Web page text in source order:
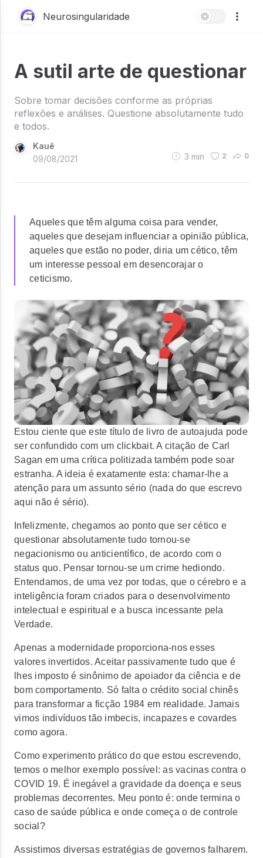
Neurosingularidade
A sutil arte de questionar
Sobre tomar decisões conforme as próprias
reflexões e análises. Questione absolutamente tudo
e todos.
Kauê
09/08/2021
3 min 2 0
Aqueles que têm alguma coisa para vender,
aqueles que desejam influenciar a opinião pública,
aqueles que estão no poder, diria um cético, têm
um interesse pessoal em desencorajar o
ceticismo.
Estou ciente que este título de livro de autoajuda pode
ser confundido com um clickbait. A citação de Carl
Sagan em uma crítica politizada também pode soar
estranha. A ideia é exatamente esta: chamar-lhe a
atenção para um assunto sério (nada do que escrevo
aqui não é sério).
Infelizmente, chegamos ao ponto que ser cético e
questionar absolutamente tudo tornou-se
negacionismo ou anticientífico, de acordo com o
status quo. Pensar tornou-se um crime hediondo.
Entendamos, de uma vez por todas, que o cérebro e a
inteligência foram criados para o desenvolvimento
intelectual e espiritual e a busca incessante pela
Verdade.
Apenas a modernidade proporciona-nos esses
valores invertidos. Aceitar passivamente tudo que é
lhes imposto é sinônimo de apoiador da ciência e de
bom comportamento. Só falta o crédito social chinês
para transformar a ficção 1984 em realidade. Jamais
vimos indivíduos tão imbecis, incapazes e covardes
como agora.
Como experimento prático do que estou escrevendo,
temos o melhor exemplo possível: as vacinas contra o
COVID 19. É inegável a gravidade da doença e seus
problemas decorrentes. Meu ponto é: onde termina o
caso de saúde pública e onde começa o de controle
social?
Assistimos diversas estratégias de governos falharem.